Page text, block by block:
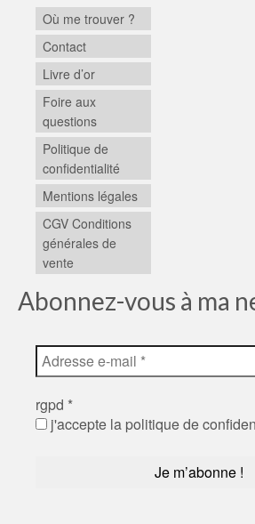
Où me trouver ?
Contact
Livre d’or
Foire aux
questions
Politique de
confidentialité
Mentions légales
CGV Conditions
générales de
vente
Abonnez-vous à ma
rgpd *
j'accepte la politique de